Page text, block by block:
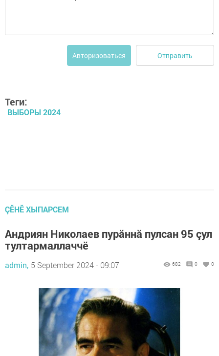
Авторизоваться Отправить
Теги:
ВЫБОРЫ 2024
ÇӖНӖ ХЫПАРСЕМ
Андриян Николаев пурăннă пулсан 95 çул
тултармаллаччĕ
admin, 5 September 2024 - 09:07 682 0 0